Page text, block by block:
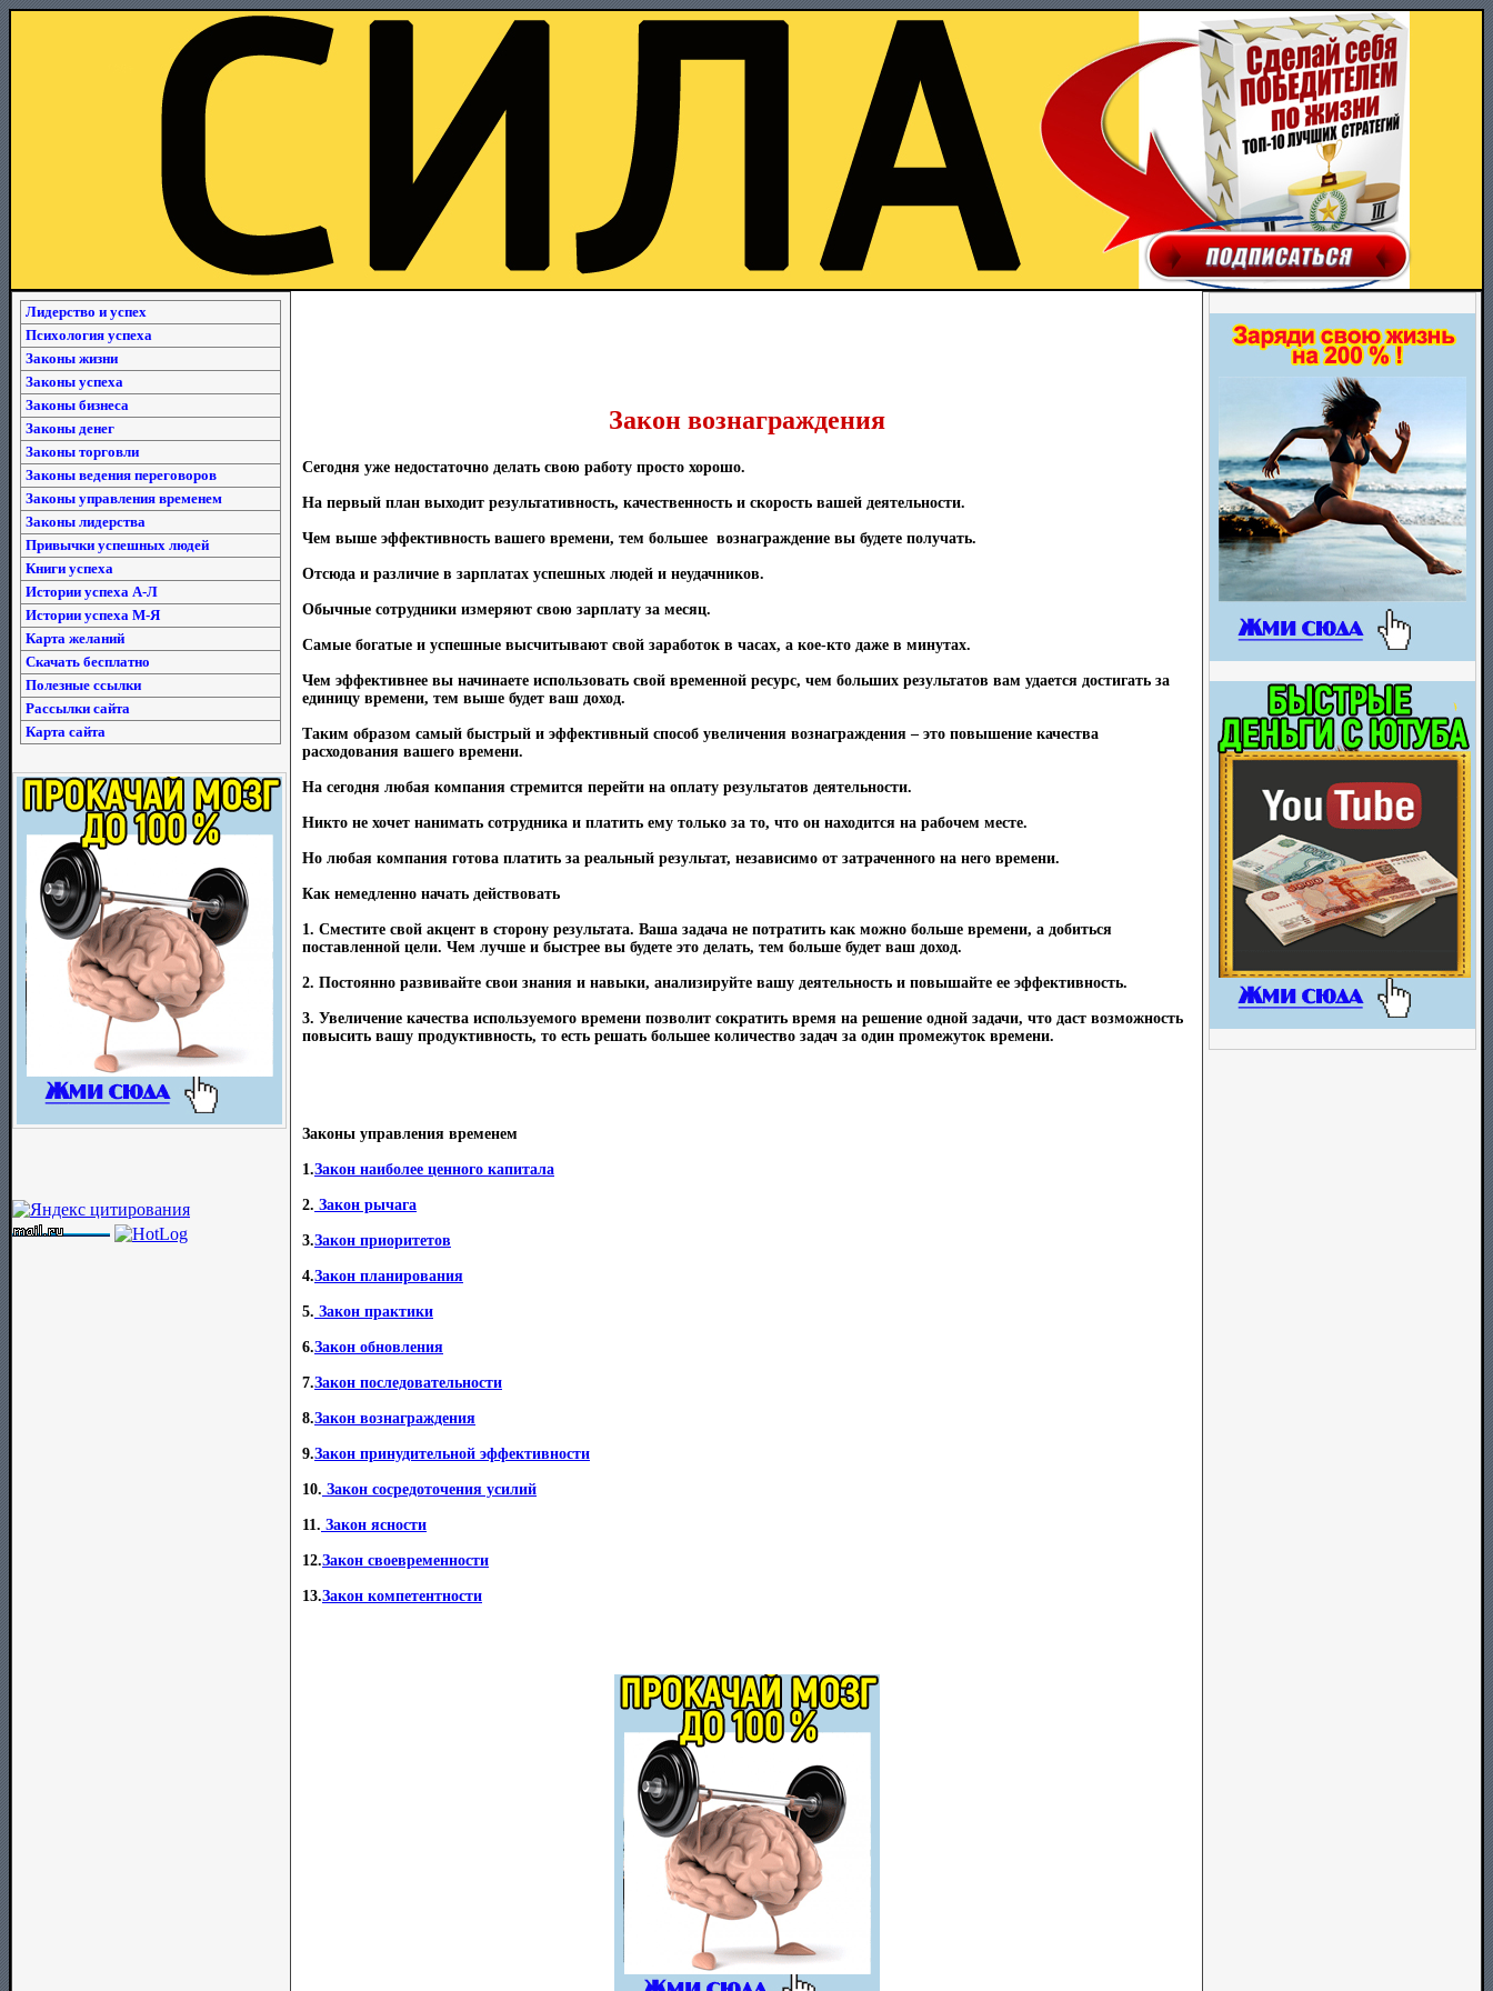
Лидерство и успех
Психология успеха
Законы жизни
Законы успеха
Законы бизнеса
Законы денег
Законы торговли
Законы ведения переговоров
Законы управления временем
Законы лидерства
Привычки успешных людей
Книги успеха
Истории успеха А-Л
Истории успеха М-Я
Карта желаний
Скачать бесплатно
Полезные ссылки
Рассылки сайта
Карта сайта
Закон вознаграждения
Сегодня уже недостаточно делать свою работу просто хорошо.
На первый план выходит результативность, качественность и скорость вашей деятельности.
Чем выше эффективность вашего времени, тем большее вознаграждение вы будете получать.
Отсюда и различие в зарплатах успешных людей и неудачников.
Обычные сотрудники измеряют свою зарплату за месяц.
Самые богатые и успешные высчитывают свой заработок в часах, а кое-кто даже в минутах.
Чем эффективнее вы начинаете использовать свой временной ресурс, чем больших результатов вам удается достигать за
единицу времени, тем выше будет ваш доход.
Таким образом самый быстрый и эффективный способ увеличения вознаграждения – это повышение качества
расходования вашего времени.
На сегодня любая компания стремится перейти на оплату результатов деятельности.
Никто не хочет нанимать сотрудника и платить ему только за то, что он находится на рабочем месте.
Но любая компания готова платить за реальный результат, независимо от затраченного на него времени.
Как немедленно начать действовать
1. Сместите свой акцент в сторону результата. Ваша задача не потратить как можно больше времени, а добиться
поставленной цели. Чем лучше и быстрее вы будете это делать, тем больше будет ваш доход.
2. Постоянно развивайте свои знания и навыки, анализируйте вашу деятельность и повышайте ее эффективность.
3. Увеличение качества используемого времени позволит сократить время на решение одной задачи, что даст возможность
повысить вашу продуктивность, то есть решать большее количество задач за один промежуток времени.
Законы управления временем
1.Закон наиболее ценного капитала
2. Закон рычага
3.Закон приоритетов
4.Закон планирования
5. Закон практики
6.Закон обновления
7.Закон последовательности
8.Закон вознаграждения
9.Закон принудительной эффективности
10. Закон сосредоточения усилий
11. Закон ясности
12.Закон своевременности
13.Закон компетентности